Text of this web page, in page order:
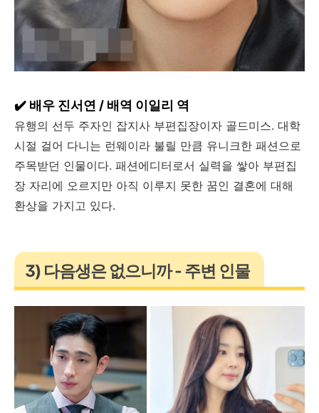
✔️ 배우 진서연 / 배역 이일리 역
유행의 선두 주자인 잡지사 부편집장이자 골드미스. 대학
시절 걸어 다니는 런웨이라 불릴 만큼 유니크한 패션으로
주목받던 인물이다. 패션에디터로서 실력을 쌓아 부편집
장 자리에 오르지만 아직 이루지 못한 꿈인 결혼에 대해
환상을 가지고 있다.
3) 다음생은 없으니까 - 주변 인물